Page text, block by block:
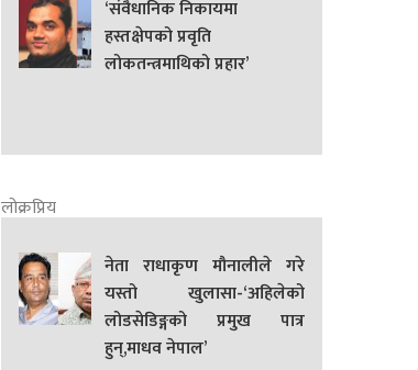
‘संवैधानिक निकायमा
हस्तक्षेपको प्रवृति
लोकतन्त्रमाथिको प्रहार’
लोक्रप्रिय
नेता राधाकृण मौनालीले गरे
यस्तो खुलासा-‘अहिलेको
लोडसेडिङ्गको प्रमुख पात्र
हुन्,माधव नेपाल’